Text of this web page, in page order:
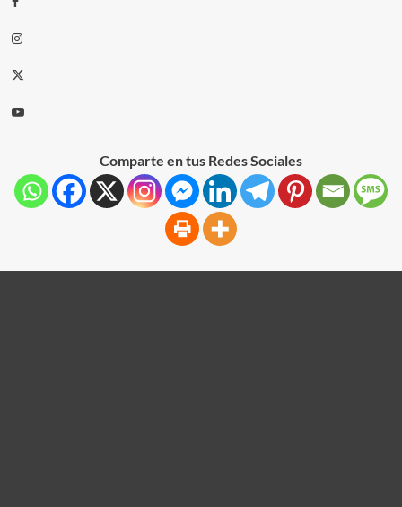
Comparte en tus Redes Sociales